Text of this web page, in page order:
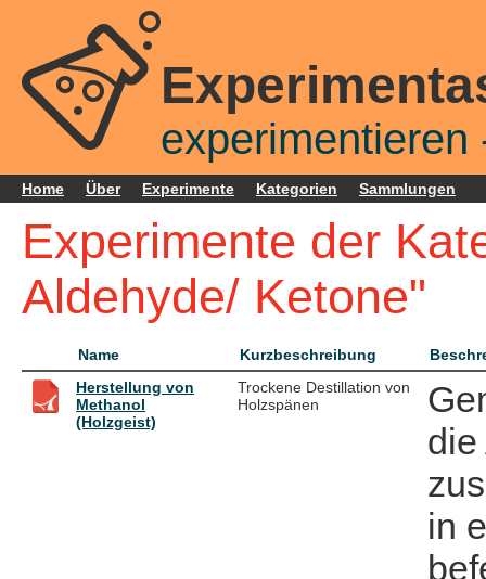
experimentieren
Home Über Experimente Kategorien Sammlungen
Experimente der
Aldehyde/ Ketone"
Name Kurzbeschreibung
Herstellung von
Methanol
(Holzgeist)
Trockene Destillation von
Holzspänen
die
in